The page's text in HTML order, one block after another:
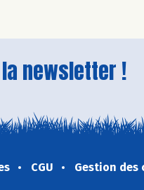
newsletter !
CGU Gestion des